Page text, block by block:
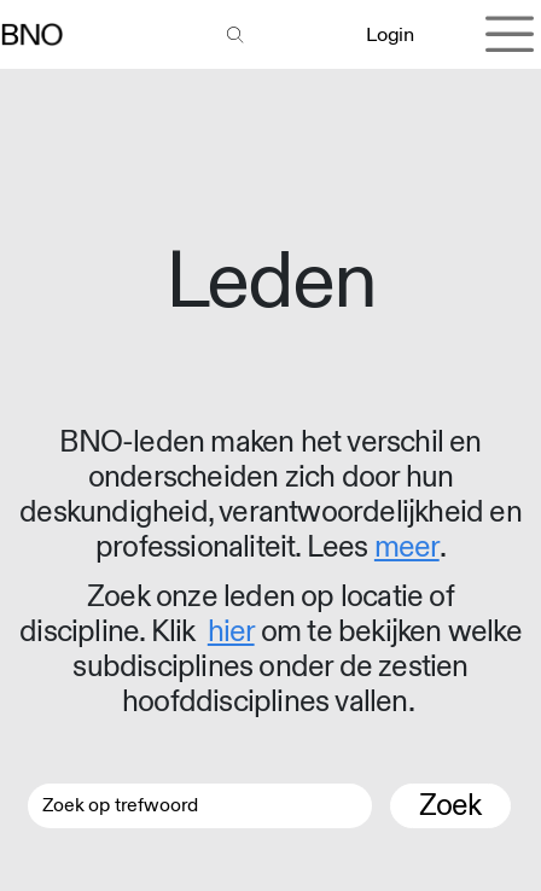
Login
Leden
BNO-leden maken het verschil en
onderscheiden zich door hun
deskundigheid, verantwoordelijkheid en
professionaliteit. Lees meer.
Zoek onze leden op locatie of
discipline. Klik hierom te bekijken welke
subdisciplines onder de zestien
hoofddisciplines vallen.
Zoek